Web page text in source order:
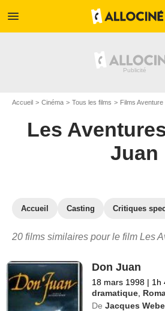
menu
Accueil Cinéma Tous les films Films Aventure
Les
Juan
Accueil Casting Critiques
20 films similaires pour le film Les
Don Juan
18 mars 1998 | 1h
dramatique
De Jacques